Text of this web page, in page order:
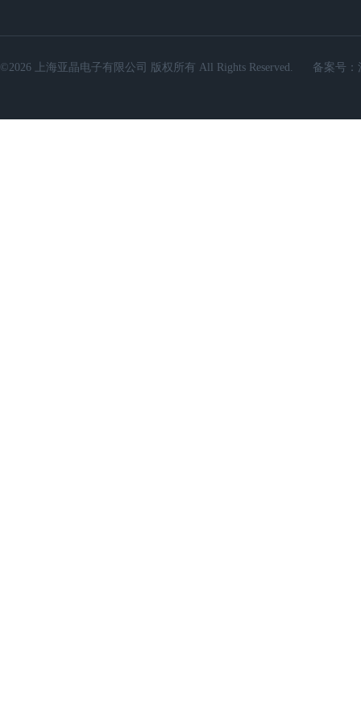
©2026 上海亚晶电子有限公司 版权所有 All Rights Reserved. 备案号：